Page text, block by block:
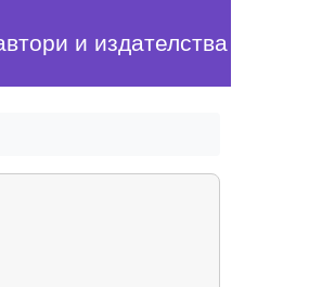
и издателства